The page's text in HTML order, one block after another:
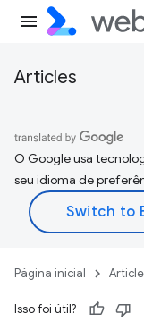
Articles
O Google usa
seu idioma de
Página inicial
Isso foi útil?